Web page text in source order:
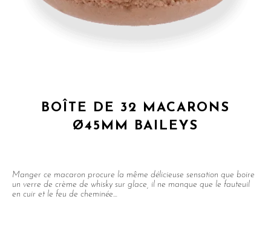
BOÎTE DE 32 MACARONS
Ø45MM BAILEYS
Manger ce macaron procure la même délicieuse sensation que boire
un verre de crème de whisky sur glace, il ne manque que le fauteuil
en cuir et le feu de cheminée…